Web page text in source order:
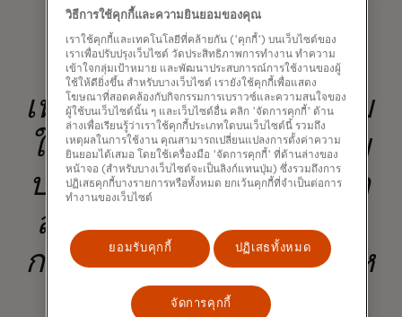
เทคโนโลยีที่เป็นนวัตกรรม
ใหม่ของเราช่วยเพิ่มความ
ปลอดภัยและความสะดวก
สบาย — สร้างระบบนิเวศ
การค้าที่โปร่งใสยิ่งขึ้นสําห
รับทุกคน
วิธีการใช้คุกกี้และความยินยอมของคุณ
เราใช้คุกกี้และเทคโนโลยีที่คล้ายกัน ('คุกกี้') บนเว็บไซต์ของ
เราเพื่อปรับปรุงเว็บไซต์ วัดประสิทธิภาพการทำงาน ทำความ
เข้าใจกลุ่มเป้าหมาย และพัฒนาประสบการณ์การใช้งานของผู้
ใช้ให้ดียิ่งขึ้น สำหรับบางเว็บไซต์ เรายังใช้คุกกี้เพื่อแสดง
โฆษณาที่สอดคล้องกับกิจกรรมการเบราวซ์และความสนใจของ
ผู้ใช้บนเว็บไซต์นั้น ๆ และเว็บไซต์อื่น คลิก 'จัดการคุกกี้' ด้าน
ล่างเพื่อเรียนรู้ว่าเราใช้คุกกี้ประเภทใดบนเว็บไซต์นี้ รวมถึง
เหตุผลในการใช้งาน คุณสามารถเปลี่ยนแปลงการตั้งค่าความ
ยินยอมได้เสมอ โดยใช้เครื่องมือ 'จัดการคุกกี้' ที่ด้านล่างของ
หน้าจอ (สำหรับบางเว็บไซต์จะเป็นลิงก์แทนปุ่ม) ซึ่งรวมถึงการ
ปฏิเสธคุกกี้บางรายการหรือทั้งหมด ยกเว้นคุกกี้ที่จำเป็นต่อการ
ทำงานของเว็บไซต์
ยอมรับคุกกี้ ปฏิเสธทั้งหมด
จัดการคุกกี้